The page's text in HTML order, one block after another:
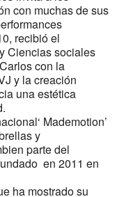
con muchas de sus
recibió el
Ciencias sociales
con la
y la creación
una estética
Mademotion’
y
parte del
en 2011 en
ha mostrado su